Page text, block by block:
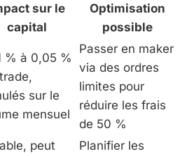
sur le
capital
Optimisation
possible
% à 0,05 %
sur le
mensuel
Passer en maker
via des ordres
limites pour
réduire les frais
de 50 %
peut
Planifier les